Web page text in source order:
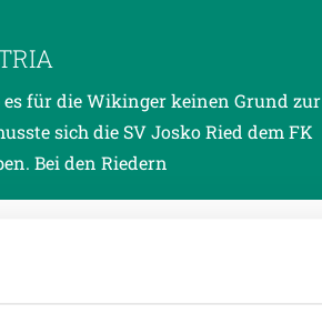
für die Wikinger keinen Grund zur
sich die SV Josko Ried dem FK
Bei den Riedern